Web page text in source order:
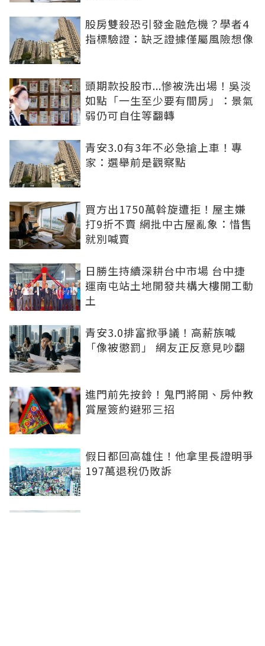
股房雙殺恐引發金融危機？學者4
指標驗證：缺乏證據僅屬風險想像
頭期款投股市...慘被洗出場！吳淡
如點「一生至少要有間房」：景氣
弱仍可自住等翻轉
青安3.0有3年不必急搶上車！專
家：選舉前是觀察點
買方出1750萬斡旋遭拒！屋主嫌
打9折不賣 網批中古屋亂象：惜售
就別喊賣
日勝生持續深耕台中市場 台中捷
運南屯站土地開發共構大樓開工動
土
青安3.0排富掀爭議！高薪族喊
「像被懲罰」 網友正反意見吵翻
進門前先按鈴！鬼門將開、房仲教
賞屋簽約避邪三招
假日都回高雄住！他拿里長證明爭
197萬退稅仍敗訴